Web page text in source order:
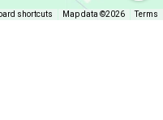
shortcuts Map data ©2026 Terms